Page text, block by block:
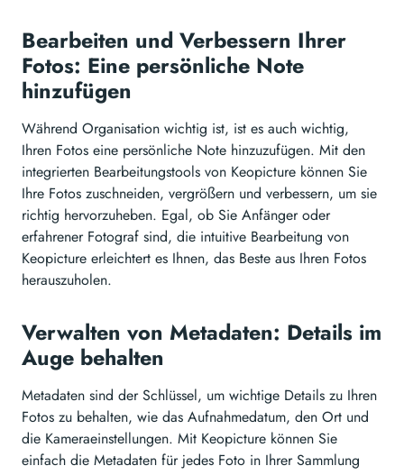
Bearbeiten und Verbessern Ihrer
Fotos: Eine persönliche Note
hinzufügen
Während Organisation wichtig ist, ist es auch wichtig,
Ihren Fotos eine persönliche Note hinzuzufügen. Mit den
integrierten Bearbeitungstools von Keopicture können Sie
Ihre Fotos zuschneiden, vergrößern und verbessern, um sie
richtig hervorzuheben. Egal, ob Sie Anfänger oder
erfahrener Fotograf sind, die intuitive Bearbeitung von
Keopicture erleichtert es Ihnen, das Beste aus Ihren Fotos
herauszuholen.
Verwalten von Metadaten: Details im
Auge behalten
Metadaten sind der Schlüssel, um wichtige Details zu Ihren
Fotos zu behalten, wie das Aufnahmedatum, den Ort und
die Kameraeinstellungen. Mit Keopicture können Sie
einfach die Metadaten für jedes Foto in Ihrer Sammlung